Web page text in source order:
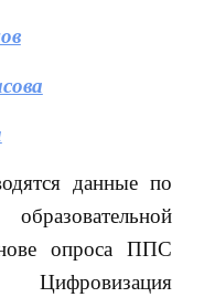
данные по
опроса ППС
Цифровизация